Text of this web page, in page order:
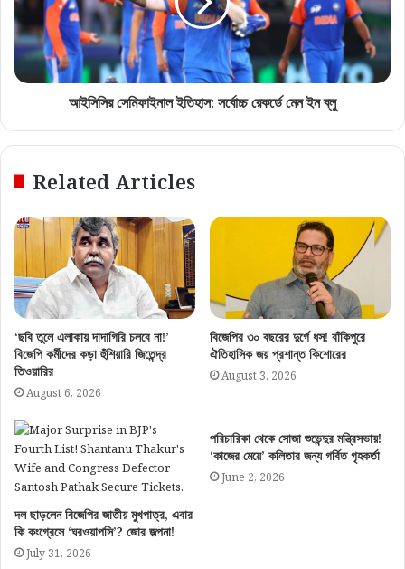
আইসিসির সেমিফাইনাল ইতিহাস: সর্বোচ্চ রেকর্ডে মেন ইন ব্লু
Related Articles
‘ছবি তুলে এলাকায় দাদাগিরি চলবে না!’
বিজেপি কর্মীদের কড়া হুঁশিয়ারি জিতেন্দ্র
তিওয়ারির
August 6, 2026
বিজেপির ৩০ বছরের দুর্গে ধস! বাঁকিপুরে
ঐতিহাসিক জয় প্রশান্ত কিশোরের
August 3, 2026
দল ছাড়লেন বিজেপির জাতীয় মুখপাত্র, এবার
কি কংগ্রেসে ‘ঘরওয়াপসি’? জোর জল্পনা!
July 31, 2026
পরিচারিকা থেকে সোজা শুভেন্দুর মন্ত্রিসভায়!
‘কাজের মেয়ে’ কলিতার জন্য গর্বিত গৃহকর্তা
June 2, 2026